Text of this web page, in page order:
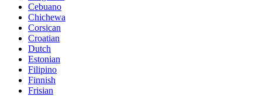
Cebuano
Chichewa
Corsican
Croatian
Dutch
Estonian
Filipino
Finnish
Frisian